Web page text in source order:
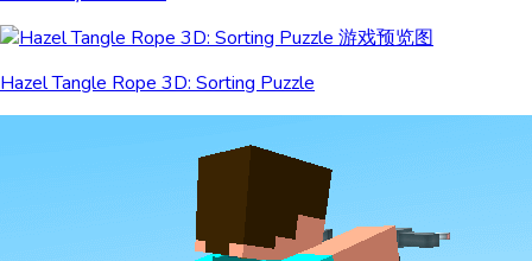
Hazel Tangle Rope 3D: Sorting Puzzle